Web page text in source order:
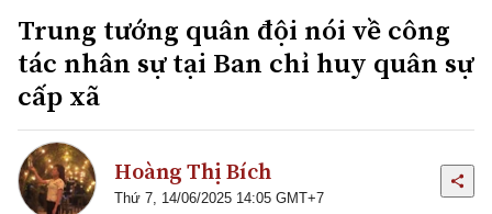
Trung tướng quân đội nói về công
tác nhân sự tại Ban chỉ huy quân sự
cấp xã
Hoàng Thị Bích
Thứ 7, 14/06/2025 14:05 GMT+7